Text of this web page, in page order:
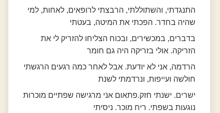
התנגדתי, והשתוללתי, הרבצתי לרופאים, לאחות, למי
שהיה בחדר. הפכתי את המיטה, בעטתי
בדברים, במכשירים, ובכוח הצליחו להזריק לי את
הזריקה. אולי בזריקה היה גם חומר
הרדמה, אני לא יודעת. אבל לאחר כמה רגעים הרגשתי
חולשה ועייפות, ונרדמתי לשנת
ישרים. ישנתי חזק.פתאום אני מרגישה שפתיים מוכרות
נוגעות בשפתי. ריח מוכר. ניסיתי